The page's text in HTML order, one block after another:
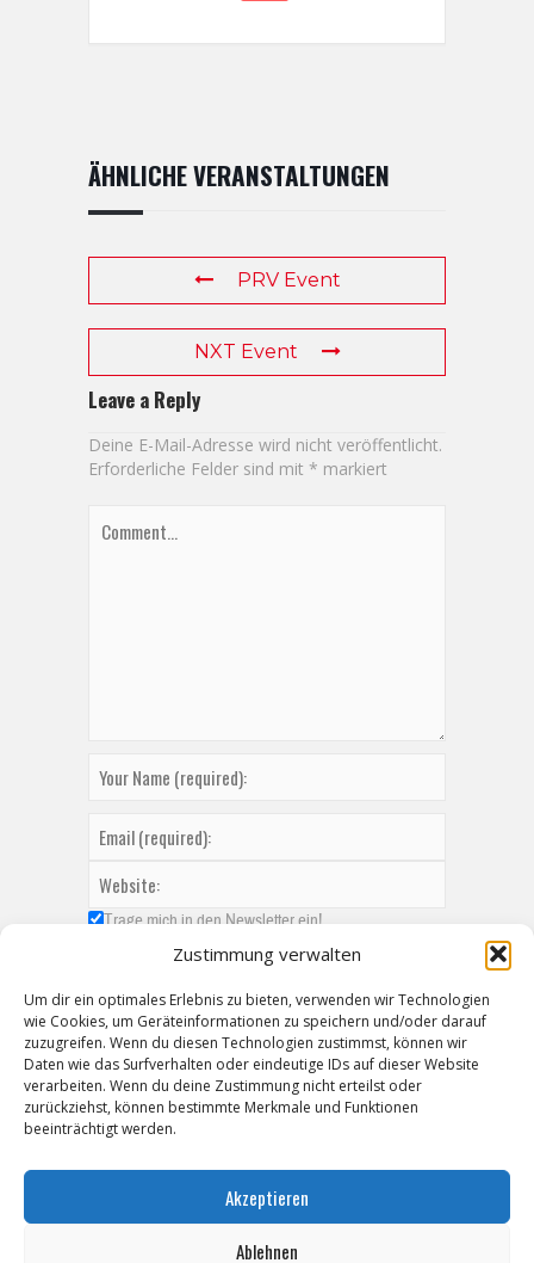
Zustimmung verwalten
Um dir ein optimales Erlebnis zu bieten, verwenden wir Technologien
wie Cookies, um Geräteinformationen zu speichern und/oder darauf
zuzugreifen. Wenn du diesen Technologien zustimmst, können wir
Daten wie das Surfverhalten oder eindeutige IDs auf dieser Website
verarbeiten. Wenn du deine Zustimmung nicht erteilst oder
zurückziehst, können bestimmte Merkmale und Funktionen
beeinträchtigt werden.
Akzeptieren
Ablehnen
ÄHNLICHE VERANSTALTUNGEN
PRV Event
NXT Event
Leave a Reply
Deine E-Mail-Adresse wird nicht veröffentlicht.
Erforderliche Felder sind mit * markiert
Trage mich in den Newsletter ein!